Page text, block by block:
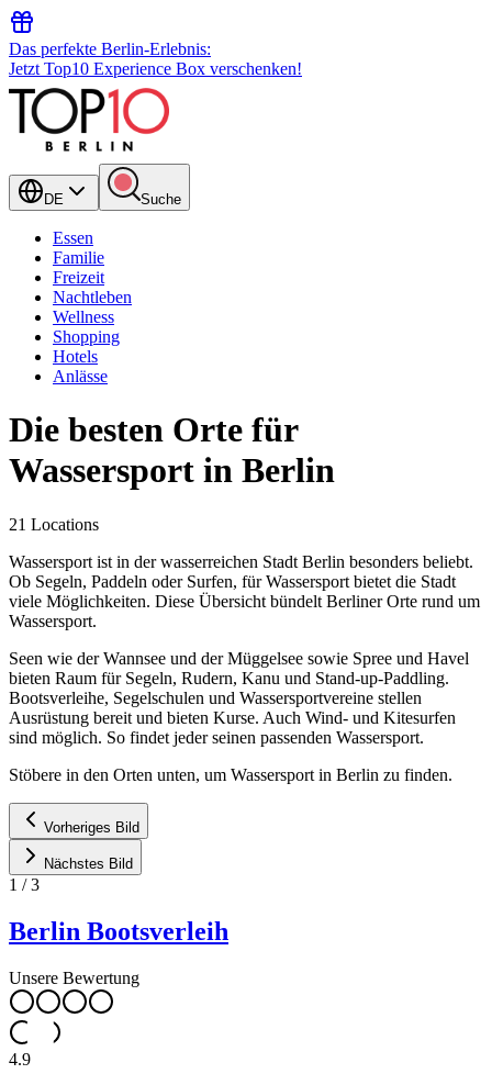
Das perfekte Berlin-Erlebnis:
Jetzt Top10 Experience Box verschenken!
DE Suche
Essen
Familie
Freizeit
Nachtleben
Wellness
Shopping
Hotels
Anlässe
Die besten Orte für
Wassersport in Berlin
21 Locations
Wassersport ist in der wasserreichen Stadt Berlin besonders beliebt.
Ob Segeln, Paddeln oder Surfen, für Wassersport bietet die Stadt
viele Möglichkeiten. Diese Übersicht bündelt Berliner Orte rund um
Wassersport.
Seen wie der Wannsee und der Müggelsee sowie Spree und Havel
bieten Raum für Segeln, Rudern, Kanu und Stand-up-Paddling.
Bootsverleihe, Segelschulen und Wassersportvereine stellen
Ausrüstung bereit und bieten Kurse. Auch Wind- und Kitesurfen
sind möglich. So findet jeder seinen passenden Wassersport.
Stöbere in den Orten unten, um Wassersport in Berlin zu finden.
Vorheriges Bild
Nächstes Bild
1 /3
Berlin Bootsverleih
Unsere Bewertung
4.9